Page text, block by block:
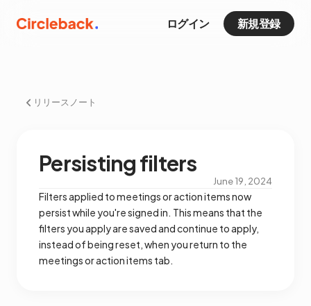
ログイン 新規登録
リリースノート
Persisting filters
June 19, 2024
Filters applied to meetings or action items now
persist while you're signed in. This means that the
filters you apply are saved and continue to apply,
instead of being reset, when you return to the
meetings or action items tab.